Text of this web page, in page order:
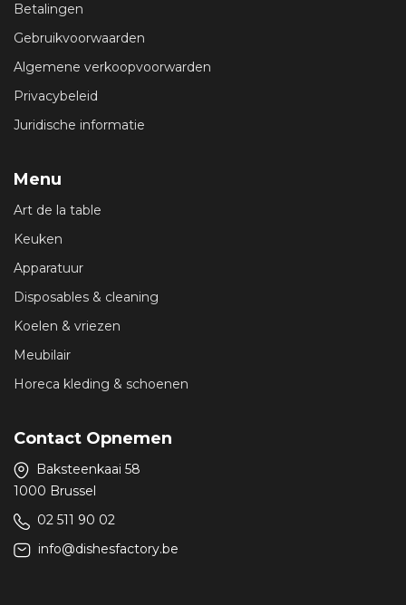
Betalingen
Gebruikvoorwaarden
Algemene verkoopvoorwarden
Privacybeleid
Juridische informatie
Menu
Art de la table
Keuken
Apparatuur
Disposables & cleaning
Koelen & vriezen
Meubilair
Horeca kleding & schoenen
Contact Opnemen
Baksteenkaai 58
1000 Brussel
02 511 90 02
info@dishesfactory.be